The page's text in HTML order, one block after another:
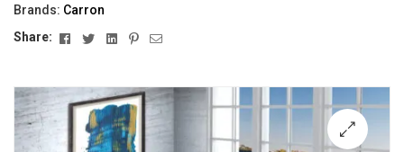
Brands: Carron
Share:
FacebookTwitterLinkedinPinterest
Email